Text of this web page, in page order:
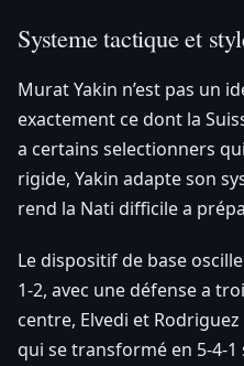
Systeme tactique et
Murat Yakin n’est pas un
exactement ce dont la
a certains selectionners
rigide, Yakin adapte son
rend la Nati difficile a
Le dispositif de base
1-2, avec une défense a
centre, Elvedi et
qui se transformé en 5-4-